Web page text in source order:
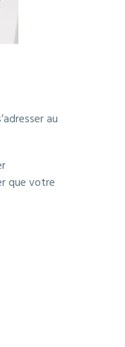
au
que votre